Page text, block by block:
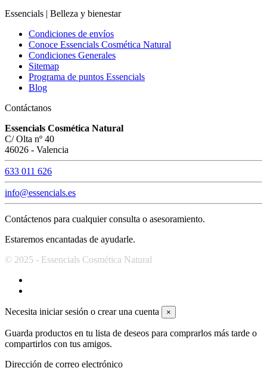
Essencials | Belleza y bienestar
Condiciones de envíos
Conoce Essencials Cosmética Natural
Condiciones Generales
Sitemap
Programa de puntos Essencials
Blog
Contáctanos
Essencials Cosmética Natural
C/ Olta nº 40
46026 - Valencia
633 011 626
info@essencials.es
Contáctenos para cualquier consulta o asesoramiento.
Estaremos encantadas de ayudarle.
© 2025 - Essencials Cosmética Natural
Necesita iniciar sesión o crear una cuenta ×
Guarda productos en tu lista de deseos para comprarlos más tarde o
compartirlos con tus amigos.
Dirección de correo electrónico